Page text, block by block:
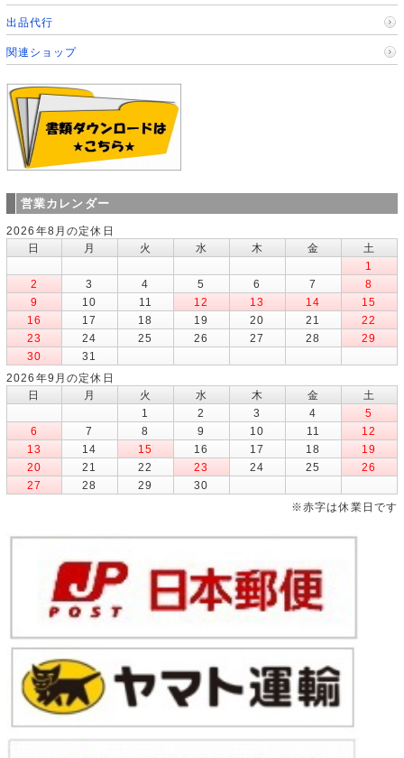
出品代行
関連ショップ
営業カレンダー
2026年8月の定休日
日
月 火 水 木 金
土
1
2
3 4 5 6 7
8
9
10 11 12 13 14
15
16
17 18 19 20 21
22
23
24 25 26 27 28
29
30
31
2026年9月の定休日
日
月 火 水 木 金
土
1
2 3 4
5
6
7 8 9 10 11
12
13
14 15 16 17 18
19
20
21 22 23 24 25
26
27
28 29
30
※赤字は休業日です